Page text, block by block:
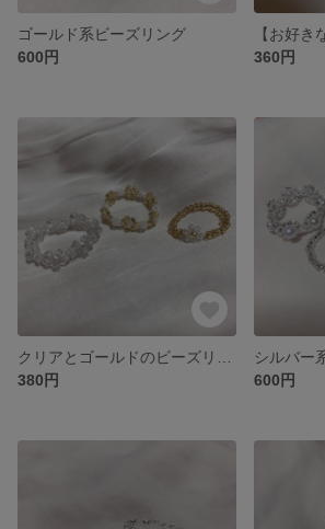
ゴールド系ビーズリング
600円
360円
380円
シルバー
600円